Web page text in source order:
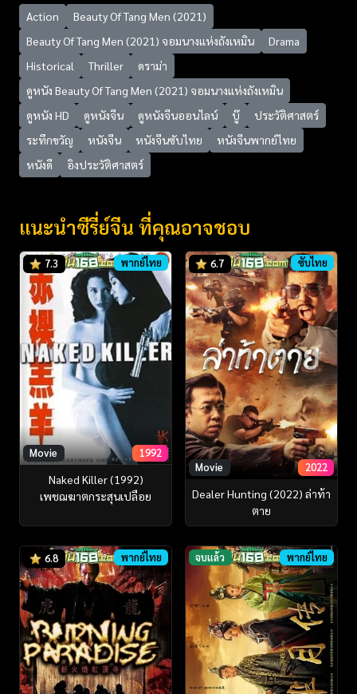
Action
Beauty Of Tang Men (2021)
Beauty Of Tang Men (2021) จอมนางแห่งถังเหมิน
Drama
Historical
Thriller
ดราม่า
ดูหนัง Beauty Of Tang Men (2021) จอมนางแห่งถังเหมิน
ดูหนัง HD
ดูหนังจีน ดูหนังจีนออนไลน์ บู๊
ประวัติศาสตร์
ระทึกขวัญ
หนังจีน หนังจีนซับไทย
หนังจีนพากย์ไทย
หนังดี
อิงประวัติศาสตร์
แนะนำซีรี่ย์จีน ที่คุณอาจชอบ
7.3 พากย์ไทย
Movie 1992
Naked Killer (1992)
เพชฌฆาตกระสุนเปลือย
6.7 ซับไทย
Movie 2022
Dealer Hunting (2022) ล่าท้า
ตาย
6.8 พากย์ไทย จบแล้ว พากย์ไทย